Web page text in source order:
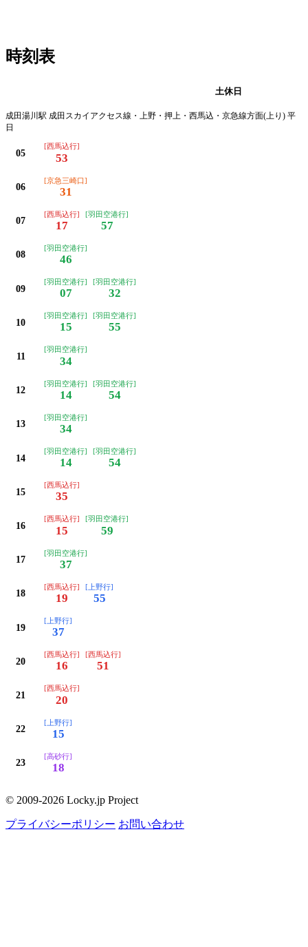
時刻表
土休日
成田湯川駅 成田スカイアクセス線・上野・押上・西馬込・京急線方面(上り) 平
日
05
[西馬込行]
53
06
[京急三崎口]
31
07
[西馬込行]
17
[羽田空港行]
57
08
[羽田空港行]
46
09
[羽田空港行]
07
[羽田空港行]
32
10
[羽田空港行]
15
[羽田空港行]
55
11
[羽田空港行]
34
12
[羽田空港行]
14
[羽田空港行]
54
13
[羽田空港行]
34
14
[羽田空港行]
14
[羽田空港行]
54
15
[西馬込行]
35
16
[西馬込行]
15
[羽田空港行]
59
17
[羽田空港行]
37
18
[西馬込行]
19
[上野行]
55
19
[上野行]
37
20
[西馬込行]
16
[西馬込行]
51
21
[西馬込行]
20
22
[上野行]
15
23
[高砂行]
18
© 2009-2026 Locky.jp Project
プライバシーポリシー お問い合わせ